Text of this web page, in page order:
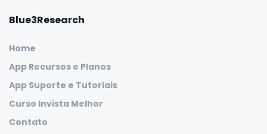
Blue3Research
Home
App Recursos e Planos
App Suporte e Tutoriais
Curso Invista Melhor
Contato